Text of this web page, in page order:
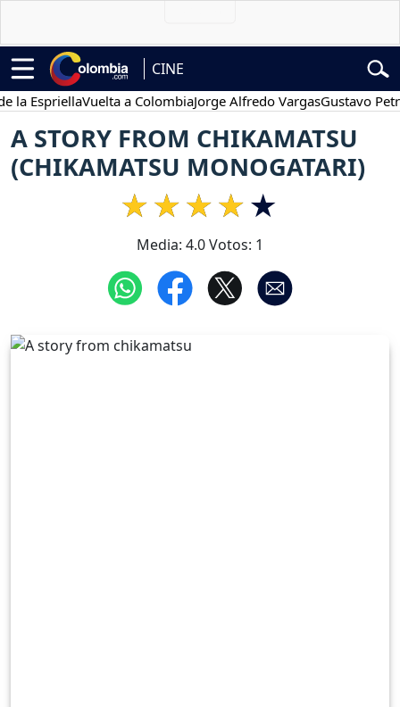
CINE
Vuelta a ColombiaJorge Alfredo VargasGustavo Petro
A STORY FROM CHIKAMATSU
(CHIKAMATSU MONOGATARI)
Media: 4.0Votos: 1